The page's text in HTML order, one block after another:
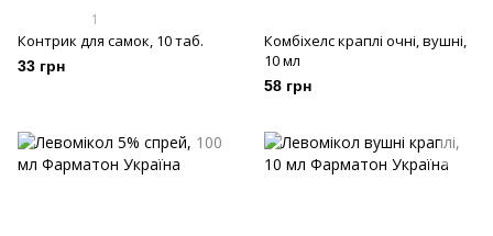
1
Контрик для самок, 10 таб.
33 грн
Комбіхелс краплі очні, вушні,
10 мл
58 грн